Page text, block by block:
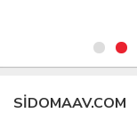
SIDOMAAV.COM